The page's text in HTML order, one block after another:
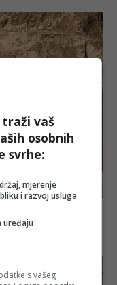
traži vaš
osobnih
svrhe:
mjerenje
i razvoj usluga
uređaju
s vašeg